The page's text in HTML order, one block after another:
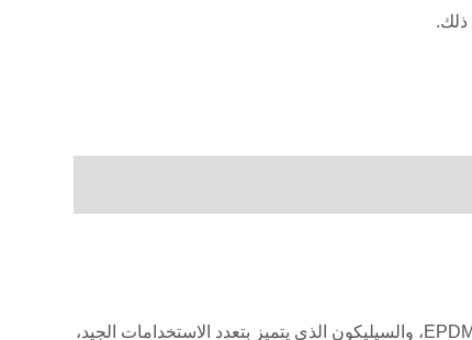
ذلك.
اختيار الحشية: اختر مادة الحشية المناسبة بناءً على درجة الحرارة المتوسطة والتوافق الكيميائي (مثل مقاومة درجات الحرارة العالية EPDM، والسيليكون الذي يتميز بتعدد الاستخدامات الجيد،